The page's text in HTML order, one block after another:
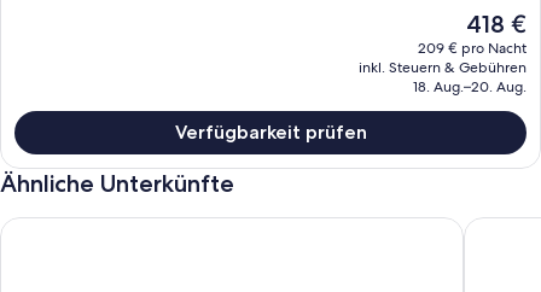
Der
aktuelle
Preis
beträgt
418 €.
418 €
209 € pro Nacht
inkl. Steuern & Gebühren
18. Aug.–20. Aug.
Verfügbarkeit prüfen
Ähnliche Unterkünfte
Eighteen Mile Cottage - Zugang zum Fluss mit Scenic